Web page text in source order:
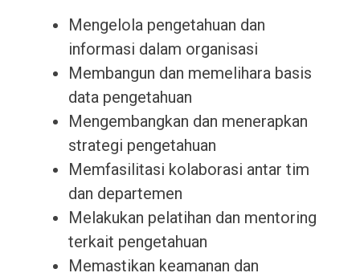
Mengelola pengetahuan dan
informasi dalam organisasi
Membangun dan memelihara basis
data pengetahuan
Mengembangkan dan menerapkan
strategi pengetahuan
Memfasilitasi kolaborasi antar tim
dan departemen
Melakukan pelatihan dan mentoring
terkait pengetahuan
Memastikan keamanan dan